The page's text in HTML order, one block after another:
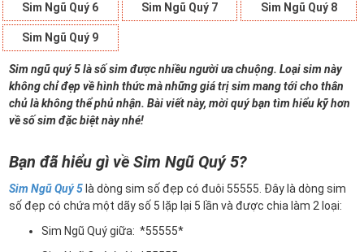
Sim Ngũ Quý 6 Sim Ngũ Quý 7 Sim Ngũ Quý 8
Sim Ngũ Quý 9
Sim ngũ quý 5 là số sim được nhiều người ưa chuộng. Loại sim này
không chỉ đẹp về hình thức mà những giá trị sim mang tới cho thân
chủ là không thể phủ nhận. Bài viết này, mời quý bạn tìm hiểu kỹ hơn
về số sim đặc biệt này nhé!
Bạn đã hiểu gì về Sim Ngũ Quý 5?
Sim Ngũ Quý 5 là dòng sim số đẹp có đuôi 55555. Đây là dòng sim
số đẹp có chứa một dãy số 5 lặp lại 5 lần và được chia làm 2 loại:
Sim Ngũ Quý giữa: *55555*